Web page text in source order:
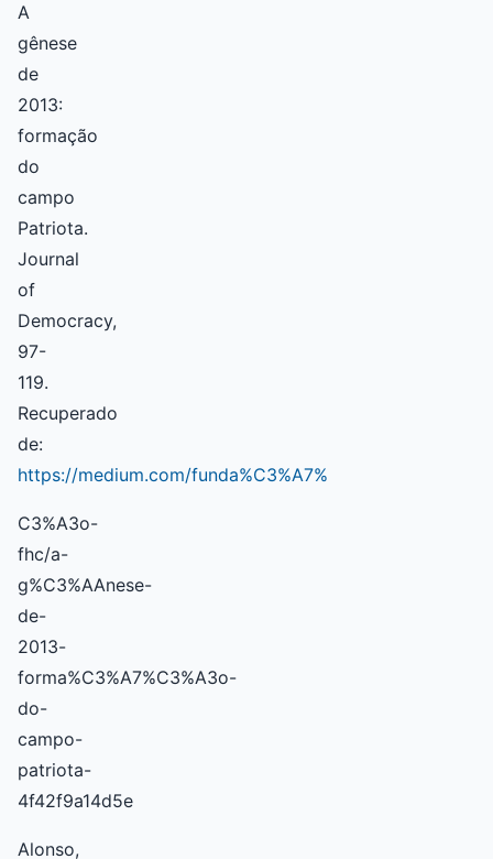
A
gênese
de
2013:
formação
do
campo
Patriota.
Journal
of
Democracy,
97-
119.
Recuperado
de:
https://medium.com/funda%C3%A7%
C3%A3o-
fhc/a-
g%C3%AAnese-
de-
2013-
forma%C3%A7%C3%A3o-
do-
campo-
patriota-
4f42f9a14d5e
Alonso,